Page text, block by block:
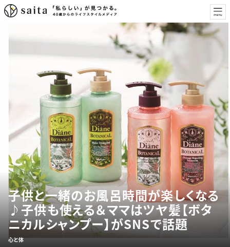
子供と一緒のお風呂時間が楽しくなる
♪子供も使える＆ママはツヤ髪【ボタ
ニカルシャンプー】がSNSで話題
心と体